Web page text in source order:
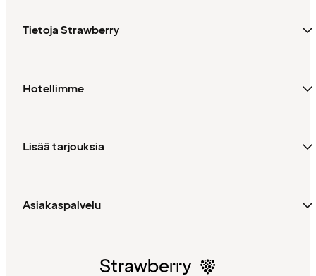
Tietoja Strawberry
Hotellimme
Lisää tarjouksia
Asiakaspalvelu